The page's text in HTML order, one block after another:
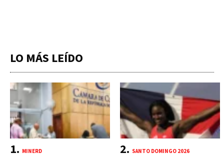
LO MÁS LEÍDO
MINERD SANTO DOMINGO 2026